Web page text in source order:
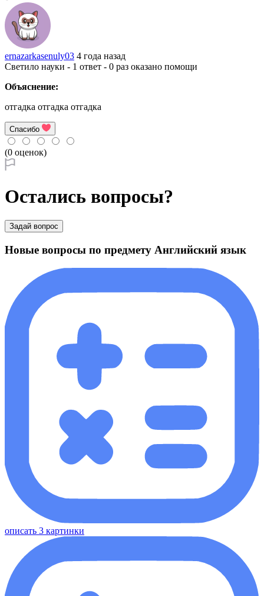
ernazarkasenuly03 4 года назад
Светило науки - 1 ответ - 0 раз оказано помощи
Объяснение:
отгадка отгадка отгадка
Спасибо
(0 оценок)
Остались вопросы?
Задай вопрос
Новые вопросы по предмету Английский язык
описать 3 картинки